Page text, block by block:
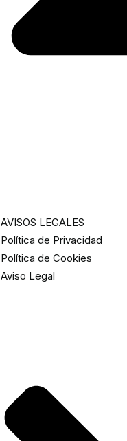
AVISOS LEGALES
Política de Privacidad
Política de Cookies
Aviso Legal